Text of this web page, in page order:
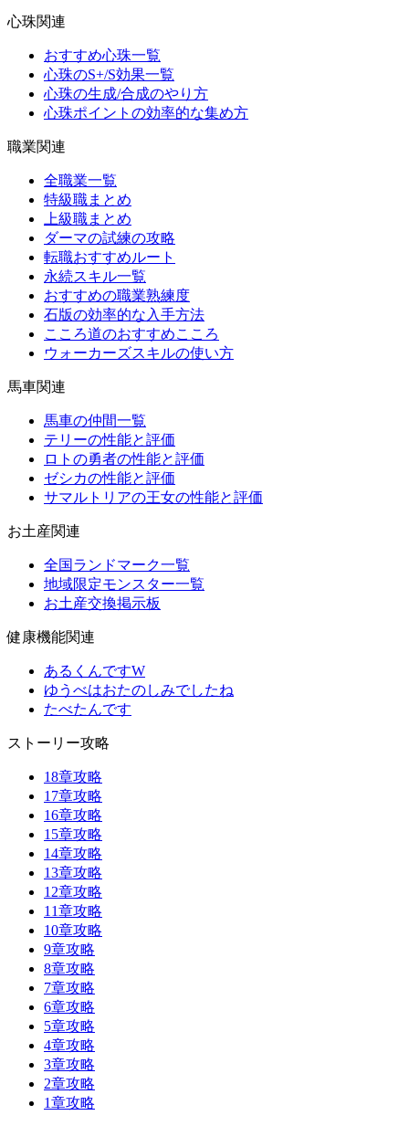
心珠関連
おすすめ心珠一覧
心珠のS+/S効果一覧
心珠の生成/合成のやり方
心珠ポイントの効率的な集め方
職業関連
全職業一覧
特級職まとめ
上級職まとめ
ダーマの試練の攻略
転職おすすめルート
永続スキル一覧
おすすめの職業熟練度
石版の効率的な入手方法
こころ道のおすすめこころ
ウォーカーズスキルの使い方
馬車関連
馬車の仲間一覧
テリーの性能と評価
ロトの勇者の性能と評価
ゼシカの性能と評価
サマルトリアの王女の性能と評価
お土産関連
全国ランドマーク一覧
地域限定モンスター一覧
お土産交換掲示板
健康機能関連
あるくんですW
ゆうべはおたのしみでしたね
たべたんです
ストーリー攻略
18章攻略
17章攻略
16章攻略
15章攻略
14章攻略
13章攻略
12章攻略
11章攻略
10章攻略
9章攻略
8章攻略
7章攻略
6章攻略
5章攻略
4章攻略
3章攻略
2章攻略
1章攻略